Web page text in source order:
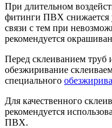
При длительном
фитинги ПВХ снижается
связи с тем при
рекомендуется
Перед склеиванием
обезжиривание
специального
Для качественного
рекомендуется
ПВХ.